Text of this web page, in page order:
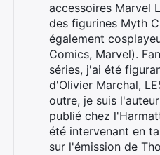
accessoires Marvel
des figurines Myth
également
Comics, Marvel).
séries, j'ai été
d'Olivier Marchal,
outre, je suis
publié chez
été intervenant en
sur l'émission de
Rechercher
: